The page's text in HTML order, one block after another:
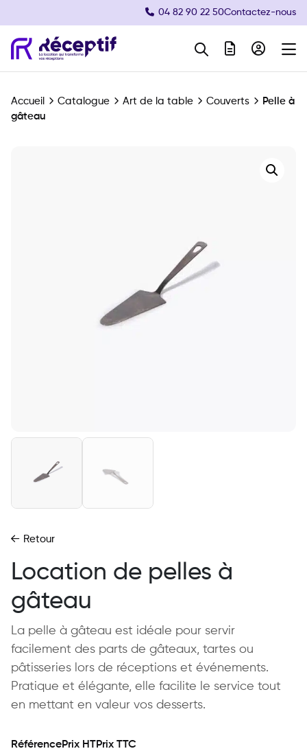
04 82 90 22 50Contactez-nous
Navigation principale
Accueil Catalogue Art de la table Couverts
Pelle à
gâteau
Retour
Location de pelles à
gâteau
La pelle à gâteau est idéale pour servir
facilement des parts de gâteaux, tartes ou
pâtisseries lors de réceptions et événements.
Pratique et élégante, elle facilite le service tout
en mettant en valeur vos desserts.
RéférencePrix HTPrix TTC